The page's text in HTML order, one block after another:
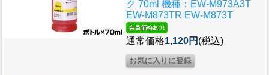
ク 70ml 機種：EW-M973A3T
EW-M873TR EW-M873T
通常価格1,120円 (税込)